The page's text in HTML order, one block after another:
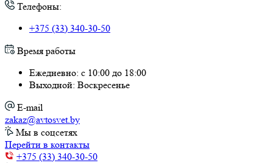
Телефоны:
+375 (33) 340-30-50
Время работы
Ежедневно: с 10:00 до 18:00
Выходной: Воскресенье
E-mail
zakaz@avtosvet.by
Мы в соцсетях
Перейти в контакты
+375 (33) 340-30-50